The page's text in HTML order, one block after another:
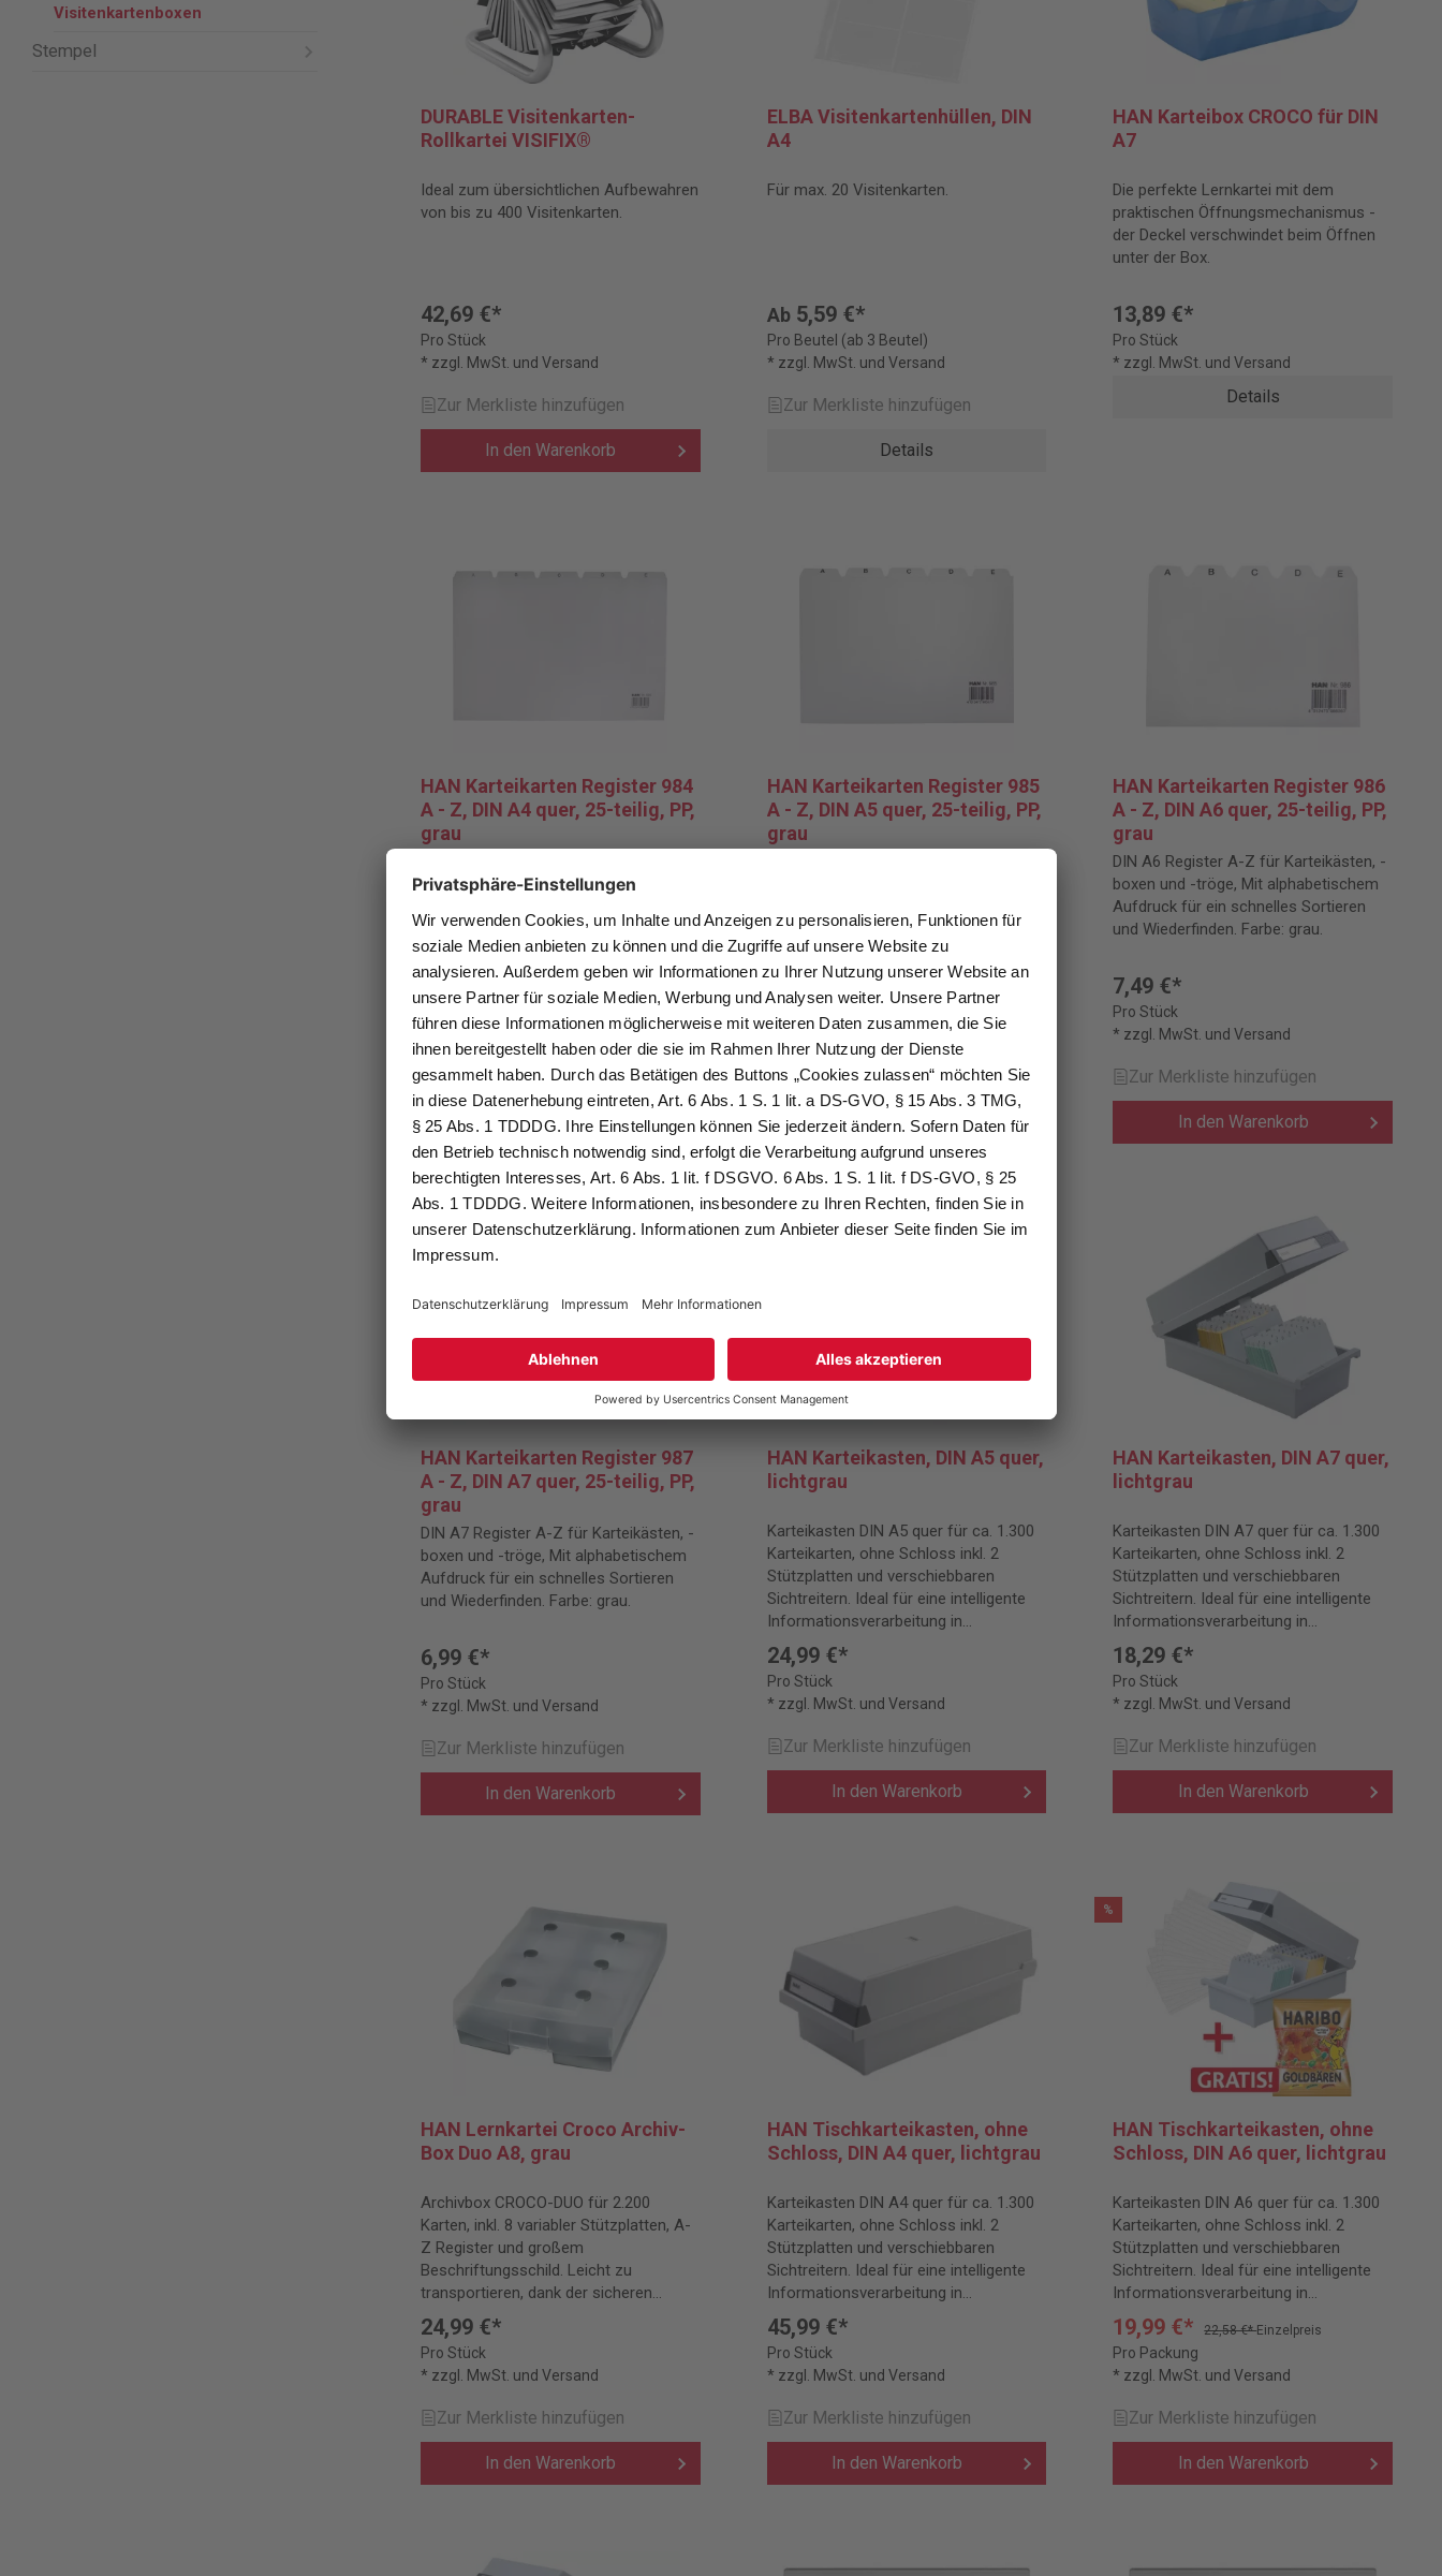
Visitenkartenboxen
Stempel
DURABLE Visitenkarten-
Rollkartei VISIFIX®
Ideal zum übersichtlichen Aufbewahren
von bis zu 400 Visitenkarten.
42,69 €*
Pro Stück
* zzgl. MwSt. und Versand
Zur Merkliste hinzufügen
In den Warenkorb
ELBA Visitenkartenhüllen, DIN
A4
Für max. 20 Visitenkarten.
Ab5,59 €*
Pro Beutel (ab 3 Beutel)
* zzgl. MwSt. und Versand
Zur Merkliste hinzufügen
Details
HAN Karteibox CROCO für DIN
A7
Die perfekte Lernkartei mit dem
praktischen Öffnungsmechanismus -
der Deckel verschwindet beim Öffnen
unter der Box.
13,89 €*
Pro Stück
* zzgl. MwSt. und Versand
Details
HAN Karteikarten Register 984
A - Z, DIN A4 quer, 25-teilig, PP,
grau
boxen und -tröge, Mit alphabetischem
und Wiederfinden. Farbe: grau.
13,99 €*
* zzgl. MwSt. und Versand
Zur Merkliste hinzufügen
In den Warenkorb
HAN Karteikarten Register 985
A - Z, DIN A5 quer, 25-teilig, PP,
grau
und Wiederfinden. Farbe: grau.
7,99 €*
Pro Stück
* zzgl. MwSt. und Versand
Zur Merkliste hinzufügen
In den Warenkorb
HAN Karteikarten Register 986
A - Z, DIN A6 quer, 25-teilig, PP,
grau
DIN A6 Register A-Z für Karteikästen, -
boxen und -tröge, Mit alphabetischem
Aufdruck für ein schnelles Sortieren
und Wiederfinden. Farbe: grau.
7,49 €*
Pro Stück
* zzgl. MwSt. und Versand
Zur Merkliste hinzufügen
In den Warenkorb
HAN Karteikarten Register 987
A - Z, DIN A7 quer, 25-teilig, PP,
grau
DIN A7 Register A-Z für Karteikästen, -
boxen und -tröge, Mit alphabetischem
Aufdruck für ein schnelles Sortieren
und Wiederfinden. Farbe: grau.
6,99 €*
Pro Stück
* zzgl. MwSt. und Versand
Zur Merkliste hinzufügen
In den Warenkorb
HAN Karteikasten, DIN A5 quer,
lichtgrau
Karteikasten DIN A5 quer für ca. 1.300
Karteikarten, ohne Schloss inkl. 2
Stützplatten und verschiebbaren
Sichtreitern. Ideal für eine intelligente
Informationsverarbeitung in
hochwertiger Ausführung.
24,99 €*
Pro Stück
* zzgl. MwSt. und Versand
Zur Merkliste hinzufügen
In den Warenkorb
HAN Karteikasten, DIN A7 quer,
lichtgrau
Karteikasten DIN A7 quer für ca. 1.300
Karteikarten, ohne Schloss inkl. 2
Stützplatten und verschiebbaren
Sichtreitern. Ideal für eine intelligente
Informationsverarbeitung in
hochwertiger Ausführung.
18,29 €*
Pro Stück
* zzgl. MwSt. und Versand
Zur Merkliste hinzufügen
In den Warenkorb
HAN Lernkartei Croco Archiv-
Box Duo A8, grau
Archivbox CROCO-DUO für 2.200
Karten, inkl. 8 variabler Stützplatten, A-
Z Register und großem
Beschriftungsschild. Leicht zu
transportieren, dank der sicheren
Deckelverriegelung.
24,99 €*
Pro Stück
* zzgl. MwSt. und Versand
Zur Merkliste hinzufügen
In den Warenkorb
HAN Tischkarteikasten, ohne
Schloss, DIN A4 quer, lichtgrau
Karteikasten DIN A4 quer für ca. 1.300
Karteikarten, ohne Schloss inkl. 2
Stützplatten und verschiebbaren
Sichtreitern. Ideal für eine intelligente
Informationsverarbeitung in
hochwertiger Ausführung.
45,99 €*
Pro Stück
* zzgl. MwSt. und Versand
Zur Merkliste hinzufügen
In den Warenkorb
%
HAN Tischkarteikasten, ohne
Schloss, DIN A6 quer, lichtgrau
Karteikasten DIN A6 quer für ca. 1.300
Karteikarten, ohne Schloss inkl. 2
Stützplatten und verschiebbaren
Sichtreitern. Ideal für eine intelligente
Informationsverarbeitung in
hochwertiger Ausführung.
19,99 €* 22,58 €*Einzelpreis
Pro Packung
* zzgl. MwSt. und Versand
Zur Merkliste hinzufügen
In den Warenkorb